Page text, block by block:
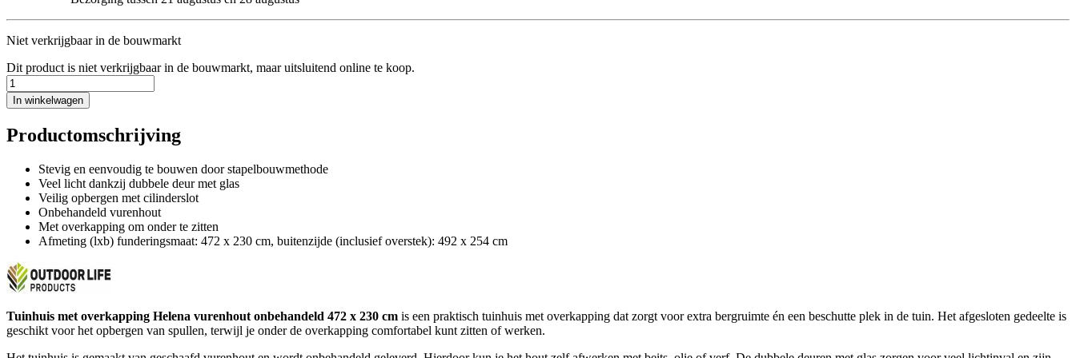
Niet verkrijgbaar in de bouwmarkt
Dit product is niet verkrijgbaar in de bouwmarkt, maar uitsluitend online te koop.
In winkelwagen
Productomschrijving
Stevig en eenvoudig te bouwen door stapelbouwmethode
Veel licht dankzij dubbele deur met glas
Veilig opbergen met cilinderslot
Onbehandeld vurenhout
Met overkapping om onder te zitten
Afmeting (lxb) funderingsmaat: 472 x 230 cm, buitenzijde (inclusief overstek): 492 x 254 cm
Tuinhuis met overkapping Helena vurenhout onbehandeld 472 x 230 cm is een praktisch tuinhuis met overkapping dat zorgt voor extra bergruimte én een beschutte plek in de tuin. Het afgesloten gedeelte is
geschikt voor het opbergen van spullen, terwijl je onder de overkapping comfortabel kunt zitten of werken.